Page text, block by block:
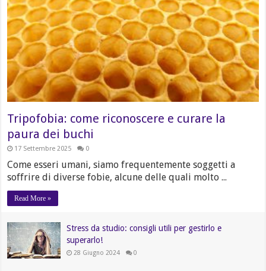
Tripofobia: come riconoscere e curare la
paura dei buchi
17 Settembre 2025 0
Come esseri umani, siamo frequentemente soggetti a
soffrire di diverse fobie, alcune delle quali molto ...
Read More »
Stress da studio: consigli utili per gestirlo e
superarlo!
28 Giugno 2024 0